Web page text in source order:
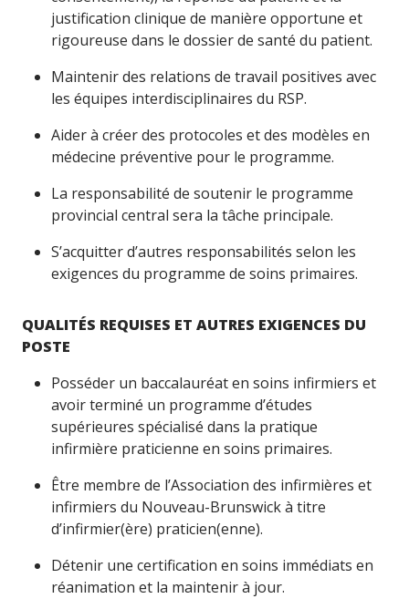
justification clinique de manière opportune et
rigoureuse dans le dossier de santé du patient.
Maintenir des relations de travail positives avec
les équipes interdisciplinaires du RSP.
Aider à créer des protocoles et des modèles en
médecine préventive pour le programme.
La responsabilité de soutenir le programme
provincial central sera la tâche principale.
S’acquitter d’autres responsabilités selon les
exigences du programme de soins primaires.
QUALITÉS REQUISES ET AUTRES EXIGENCES DU
POSTE
Posséder un baccalauréat en soins infirmiers et
avoir terminé un programme d’études
supérieures spécialisé dans la pratique
infirmière praticienne en soins primaires.
Être membre de l’Association des infirmières et
infirmiers du Nouveau-Brunswick à titre
d’infirmier(ère) praticien(enne).
Détenir une certification en soins immédiats en
réanimation et la maintenir à jour.